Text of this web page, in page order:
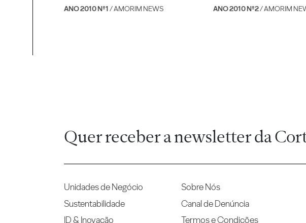
ANO 2010 Nº1/ AMORIM NEWS ANO 2010 Nº2/ AMORIM
Quer receber a newsletter da
Unidades de Negócio
Sustentabilidade
ID & Inovação
Sobre Nós
Canal de Denúncia
Termos e Condições